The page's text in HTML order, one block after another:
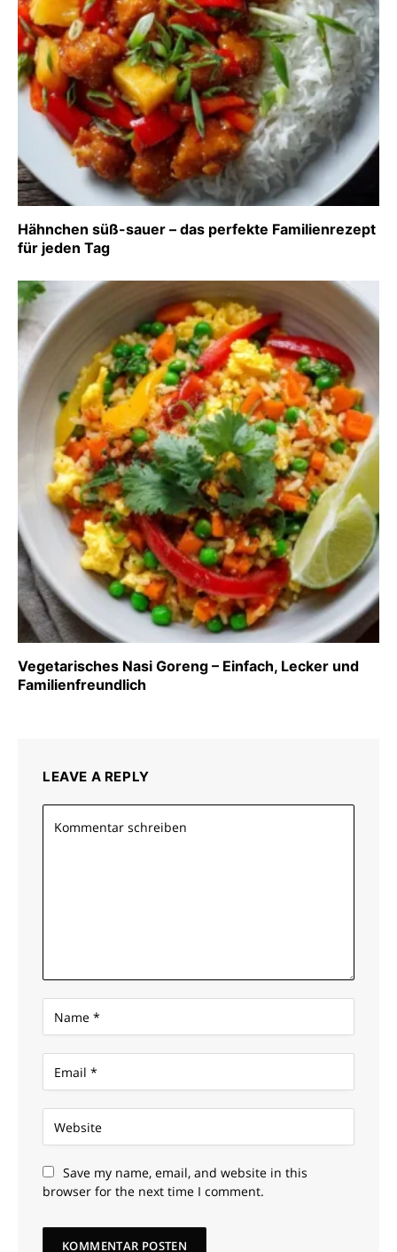
Hähnchen süß-sauer – das perfekte Familienrezept
für jeden Tag
Vegetarisches Nasi Goreng – Einfach, Lecker und
Familienfreundlich
LEAVE A REPLY
Save my name, email, and website in this
browser for the next time I comment.